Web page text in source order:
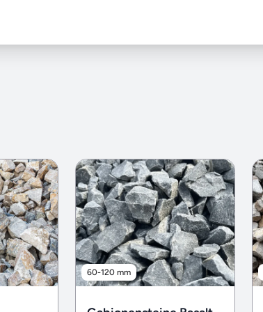
60-120 mm